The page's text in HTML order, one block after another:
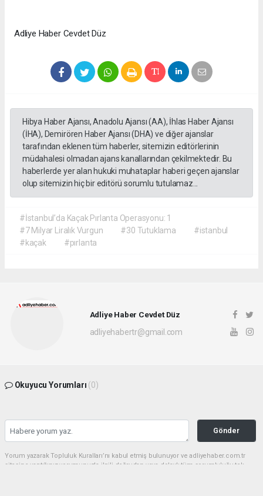
Adliye Haber Cevdet Düz
Hibya Haber Ajansı, Anadolu Ajansı (AA), İhlas Haber Ajansı
(İHA), Demirören Haber Ajansı (DHA) ve diğer ajanslar
tarafından eklenen tüm haberler, sitemizin editörlerinin
müdahalesi olmadan ajans kanallarından çekilmektedir. Bu
haberlerde yer alan hukuki muhataplar haberi geçen ajanslar
olup sitemizin hiç bir editörü sorumlu tutulamaz...
#İstanbul’da Kaçak Pırlanta Operasyonu: 1
#7 Milyar Liralık Vurgun
#30 Tutuklama
#istanbul
#kaçak
#pırlanta
Adliye Haber Cevdet Düz
adliyehabertr@gmail.com
Okuyucu Yorumları (0)
Gönder
Yorum yazarak Topluluk Kuralları’nı kabul etmiş bulunuyor ve adliyehaber.com.tr
sitesine yaptığınız yorumunuzla ilgili doğrudan veya dolaylı tüm sorumluluğu tek